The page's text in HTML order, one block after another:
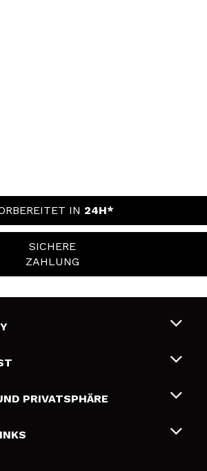
IN 24H*
SICHERE
ZAHLUNG
PRIVATSPHÄRE
und Datenschutz